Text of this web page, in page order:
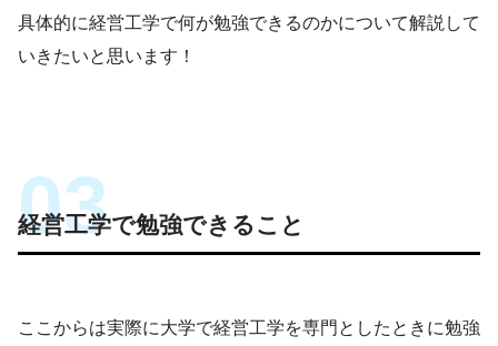
具体的に経営工学で何が勉強できるのかについて解説して
いきたいと思います！
経営工学で勉強できること
ここからは実際に大学で経営工学を専門としたときに勉強